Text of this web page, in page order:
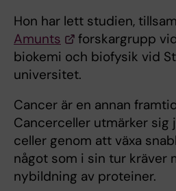
Hon har lett studien,
Amunts
forskargrupp
biokemi och biofysik vid
universitet.
Cancer är en annan
Cancerceller utmärker sig
celler genom att växa
något som i sin tur kräver
nybildning av proteiner.